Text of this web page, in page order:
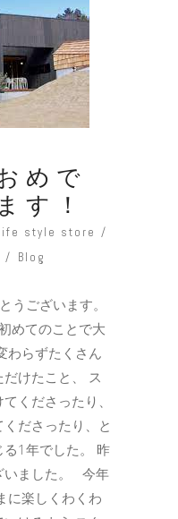
めで
す！
style store
Blog
ございます。
めてのことで大
わらずたくさん
けたこと、 ス
くださったり、
ださったり、と
1年でした。 昨
いました。 今年
に楽しくわくわ